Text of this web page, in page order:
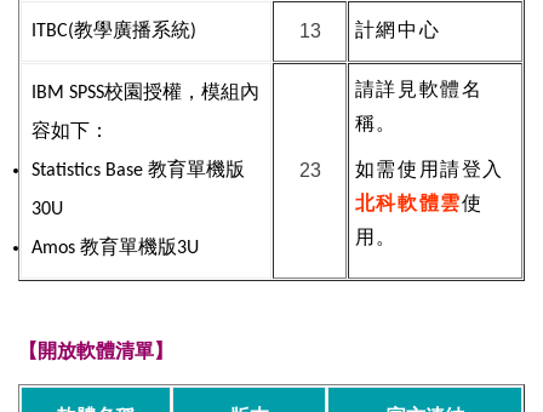
ITBC(教學廣播系統) 13 計網中心
IBM SPSS校園授權，模組內
容如下：
Statistics Base 教育單機版
30U
Amos 教育單機版3U
23
請詳見軟體名
稱。
如需使用請登入
北科軟體雲使
用。
【開放軟體清單】